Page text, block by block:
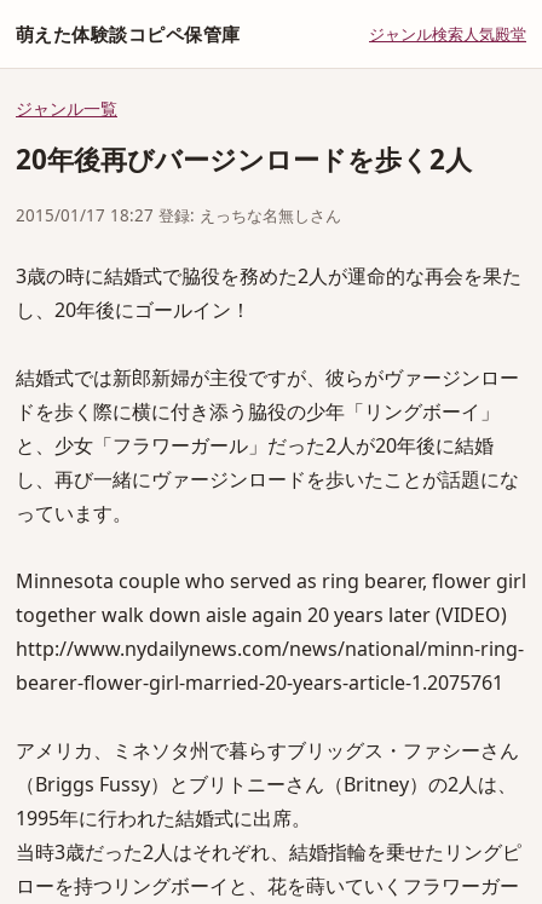
萌えた体験談コピペ保管庫 ジャンル検索人気殿堂
ジャンル一覧
20年後再びバージンロードを歩く2人
2015/01/17 18:27 登録: えっちな名無しさん
3歳の時に結婚式で脇役を務めた2人が運命的な再会を果た
し、20年後にゴールイン！
結婚式では新郎新婦が主役ですが、彼らがヴァージンロー
ドを歩く際に横に付き添う脇役の少年「リングボーイ」
と、少女「フラワーガール」だった2人が20年後に結婚
し、再び一緒にヴァージンロードを歩いたことが話題にな
っています。
Minnesota couple who served as ring bearer, flower girl
together walk down aisle again 20 years later (VIDEO)
http://www.nydailynews.com/news/national/minn-ring-
bearer-flower-girl-married-20-years-article-1.2075761
アメリカ、ミネソタ州で暮らすブリッグス・ファシーさん
（Briggs Fussy）とブリトニーさん（Britney）の2人は、
1995年に行われた結婚式に出席。
当時3歳だった2人はそれぞれ、結婚指輪を乗せたリングピ
ローを持つリングボーイと、花を蒔いていくフラワーガー